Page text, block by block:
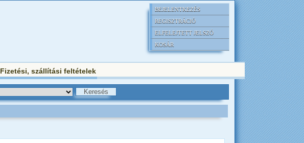
BEJELENTKEZÉS
REGISZTRÁCIÓ
ELFELEJTETT JELSZÓ
KOSÁR
Fizetési, szállítási feltételek